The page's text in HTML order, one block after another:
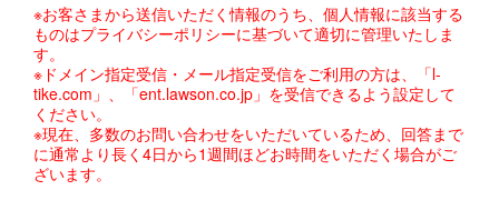
※お客さまから送信いただく情報のうち、個人情報に該当する
ものはプライバシーポリシーに基づいて適切に管理いたしま
す。
※ドメイン指定受信・メール指定受信をご利用の方は、「l-
tike.com」、「ent.lawson.co.jp」を受信できるよう設定して
ください。
※現在、多数のお問い合わせをいただいているため、回答まで
に通常より長く4日から1週間ほどお時間をいただく場合がご
ざいます。